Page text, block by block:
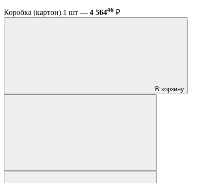
Коробка (картон) 1 шт — 4 56446 ₽
В корзину